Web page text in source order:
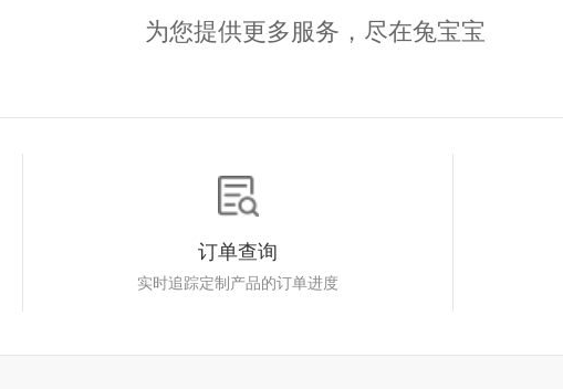
为您提供更多服务，尽在兔宝宝
订单查询
实时追踪定制产品的订单进度